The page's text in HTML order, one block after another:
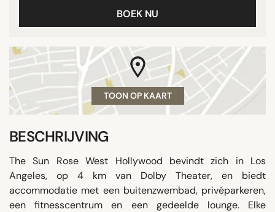
BOEK NU
TOON OP KAART
BESCHRIJVING
The Sun Rose West Hollywood bevindt zich in Los
Angeles, op 4 km van Dolby Theater, en biedt
accommodatie met een buitenzwembad, privéparkeren,
een fitnesscentrum en een gedeelde lounge. Elke